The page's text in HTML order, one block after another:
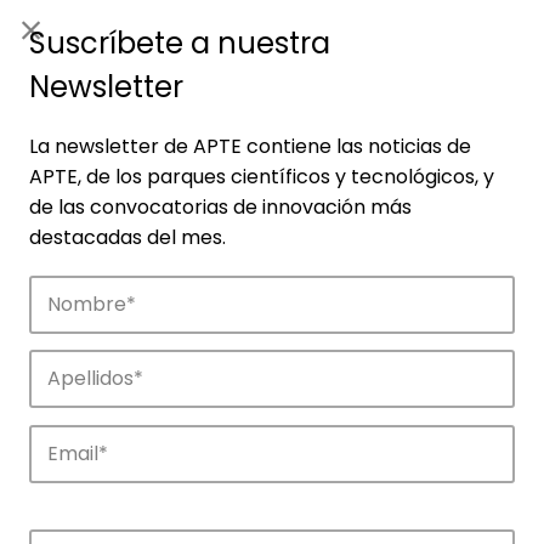
Empresas
Descubre las empresas que impulsan la
innovación en los parques de APTE.
Suscríbete a nuestra
Newsletter
La newsletter de APTE contiene las noticias de
APTE, de los parques científicos y tecnológicos, y
de las convocatorias de innovación más
destacadas del mes.